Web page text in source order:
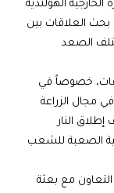
الهولندية
بحث العلاقات بين
الصعد
خصوصاً في
مجال الزراعة
النار
الصعبة للشعب
مع بعثة